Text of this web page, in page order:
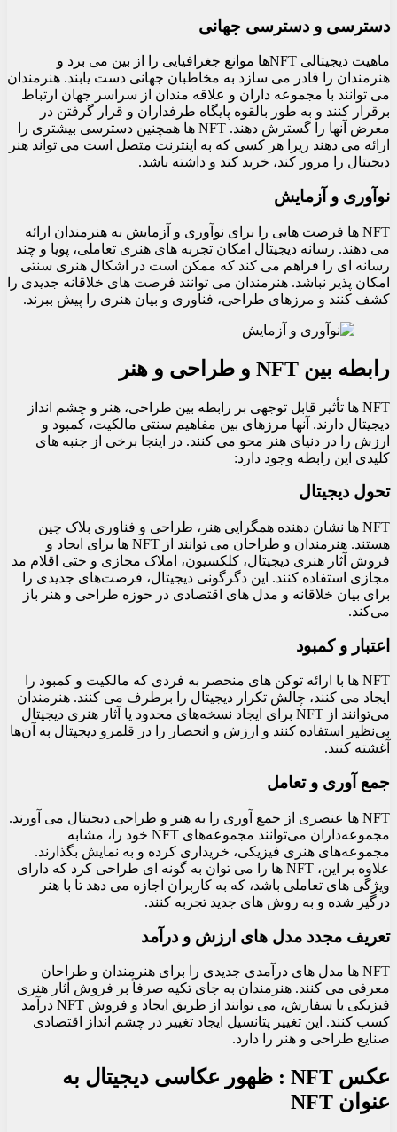
دسترسی و دسترسی جهانی
ماهیت دیجیتالی NFTها موانع جغرافیایی را از بین می برد و
هنرمندان را قادر می سازد به مخاطبان جهانی دست یابند. هنرمندان
می توانند با مجموعه داران و علاقه مندان از سراسر جهان ارتباط
برقرار کنند و به طور بالقوه پایگاه طرفداران و قرار گرفتن در
معرض آنها را گسترش دهند. NFT ها همچنین دسترسی بیشتری را
ارائه می دهند زیرا هر کسی که به اینترنت متصل است می تواند هنر
دیجیتال را مرور کند، خرید کند و داشته باشد.
نوآوری و آزمایش
NFT ها فرصت هایی را برای نوآوری و آزمایش به هنرمندان ارائه
می دهند. رسانه دیجیتال امکان تجربه های هنری تعاملی، پویا و چند
رسانه ای را فراهم می کند که ممکن است در اشکال هنری سنتی
امکان پذیر نباشد. هنرمندان می توانند فرصت های خلاقانه جدیدی را
کشف کنند و مرزهای طراحی، فناوری و بیان هنری را پیش ببرند.
رابطه بین NFT و طراحی و هنر
NFT ها تأثیر قابل توجهی بر رابطه بین طراحی، هنر و چشم انداز
دیجیتال دارند. آنها مرزهای بین مفاهیم سنتی مالکیت، کمبود و
ارزش را در دنیای هنر محو می کنند. در اینجا برخی از جنبه های
کلیدی این رابطه وجود دارد:
تحول دیجیتال
NFT ها نشان دهنده همگرایی هنر، طراحی و فناوری بلاک چین
هستند. هنرمندان و طراحان می توانند از NFT ها برای ایجاد و
فروش آثار هنری دیجیتال، کلکسیون، املاک مجازی و حتی اقلام مد
مجازی استفاده کنند. این دگرگونی دیجیتال، فرصت‌های جدیدی را
برای بیان خلاقانه و مدل‌ های اقتصادی در حوزه طراحی و هنر باز
می‌کند.
اعتبار و کمبود
NFT ها با ارائه توکن های منحصر به فردی که مالکیت و کمبود را
ایجاد می کنند، چالش تکرار دیجیتال را برطرف می کنند. هنرمندان
می‌توانند از NFT برای ایجاد نسخه‌های محدود یا آثار هنری دیجیتال
بی‌نظیر استفاده کنند و ارزش و انحصار را در قلمرو دیجیتال به آن‌ها
آغشته کنند.
جمع آوری و تعامل
NFT ها عنصری از جمع آوری را به هنر و طراحی دیجیتال می آورند.
مجموعه‌داران می‌توانند مجموعه‌های NFT خود را، مشابه
مجموعه‌های هنری فیزیکی، خریداری کرده و به نمایش بگذارند.
علاوه بر این، NFT ها را می توان به گونه ای طراحی کرد که دارای
ویژگی های تعاملی باشد، که به کاربران اجازه می دهد تا با هنر
درگیر شده و به روش های جدید تجربه کنند.
تعریف مجدد مدل های ارزش و درآمد
NFT ها مدل های درآمدی جدیدی را برای هنرمندان و طراحان
معرفی می کنند. هنرمندان به جای تکیه صرفاً بر فروش آثار هنری
فیزیکی یا سفارش، می توانند از طریق ایجاد و فروش NFT درآمد
کسب کنند. این تغییر پتانسیل ایجاد تغییر در چشم انداز اقتصادی
صنایع طراحی و هنر را دارد.
عکس NFT : ظهور عکاسی دیجیتال به
عنوان NFT